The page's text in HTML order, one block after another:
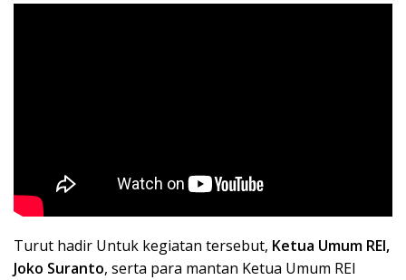
Turut hadir Untuk kegiatan tersebut, Ketua Umum REI,
Joko Suranto, serta para mantan Ketua Umum REI